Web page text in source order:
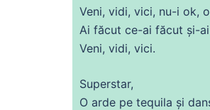
Veni, vidi, vici, nu-i ok,
Ai făcut ce-ai făcut și-ai
Veni, vidi, vici.
Superstar,
O arde pe tequila și